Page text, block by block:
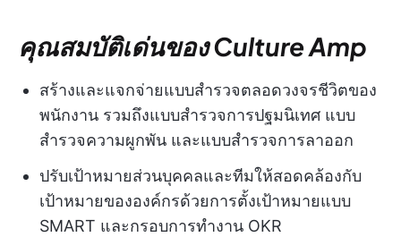
คุณสมบัติเด่นของ Culture Amp
สร้างและแจกจ่ายแบบสำรวจตลอดวงจรชีวิตของ
พนักงาน รวมถึงแบบสำรวจการปฐมนิเทศ แบบ
สำรวจความผูกพัน และแบบสำรวจการลาออก
ปรับเป้าหมายส่วนบุคคลและทีมให้สอดคล้องกับ
เป้าหมายขององค์กรด้วยการตั้งเป้าหมายแบบ
SMART และกรอบการทำงาน OKR